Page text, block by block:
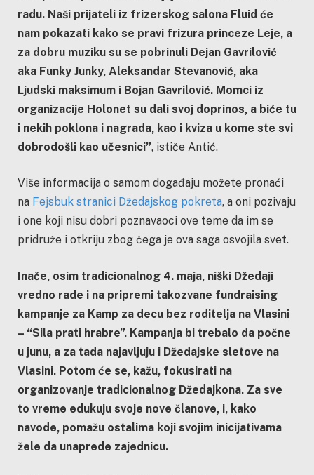
radu. Naši prijateli iz frizerskog salona Fluid će
nam pokazati kako se pravi frizura princeze Leje, a
za dobru muziku su se pobrinuli Dejan Gavrilović
aka Funky Junky, Aleksandar Stevanović, aka
Ljudski maksimum i Bojan Gavrilović. Momci iz
organizacije Holonet su dali svoj doprinos, a biće tu
i nekih poklona i nagrada, kao i kviza u kome ste svi
dobrodošli kao učesnici”, ističe Antić.
Više informacija o samom događaju možete pronaći
na Fejsbuk stranici Džedajskog pokreta, a oni pozivaju
i one koji nisu dobri poznavaoci ove teme da im se
pridruže i otkriju zbog čega je ova saga osvojila svet.
Inače, osim tradicionalnog 4. maja, niški Džedaji
vredno rade i na pripremi takozvane fundraising
kampanje za Kamp za decu bez roditelja na Vlasini
– “Sila prati hrabre”. Kampanja bi trebalo da počne
u junu, a za tada najavljuju i Džedajske sletove na
Vlasini. Potom će se, kažu, fokusirati na
organizovanje tradicionalnog Džedajkona. Za sve
to vreme edukuju svoje nove članove, i, kako
navode, pomažu ostalima koji svojim inicijativama
žele da unaprede zajednicu.